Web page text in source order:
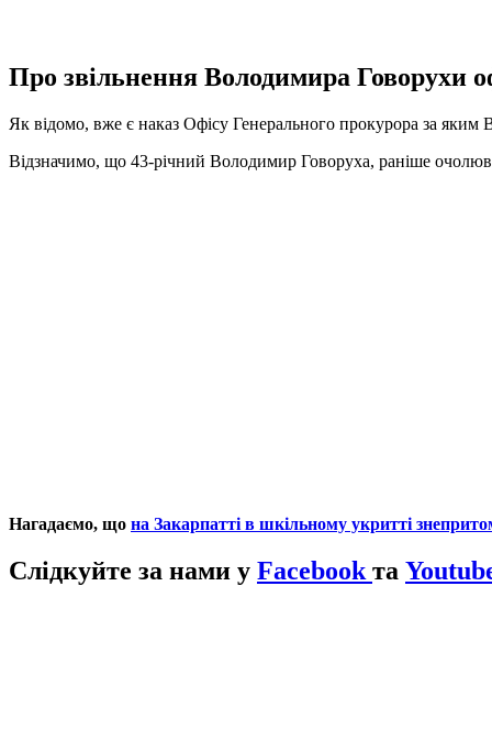
Про звільнення Володимира Говорухи
Як відомо, вже є наказ Офісу Генерального прокурора за яким
Відзначимо, що 43-річний Володимир Говоруха, раніше
Нагадаємо, що на Закарпатті в шкільному укритті
Слідкуйте за нами у Facebook та